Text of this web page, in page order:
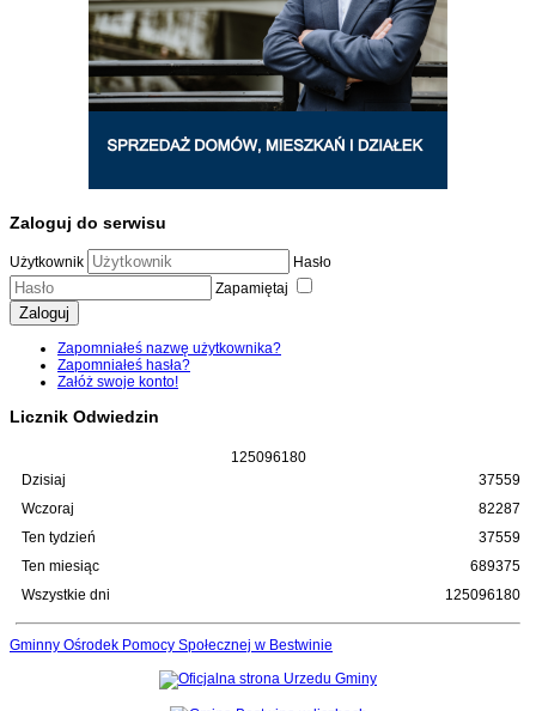
Zaloguj do serwisu
Użytkownik
Hasło
Zapamiętaj
Zaloguj
Zapomniałeś nazwę użytkownika?
Zapomniałeś hasła?
Załóż swoje konto!
Licznik Odwiedzin
125096180
Dzisiaj
Wczoraj
Ten tydzień
Ten miesiąc
Wszystkie dni
37559
82287
37559
689375
125096180
Gminny Ośrodek Pomocy Społecznej w Bestwinie